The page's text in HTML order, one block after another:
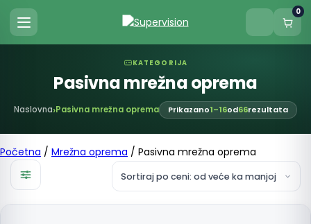
0
KATEGORIJA
Pasivna mrežna oprema
Naslovna Pasivna mrežna oprema Prikazano1–16od66rezultata
Početna / Mrežna oprema / Pasivna mrežna oprema